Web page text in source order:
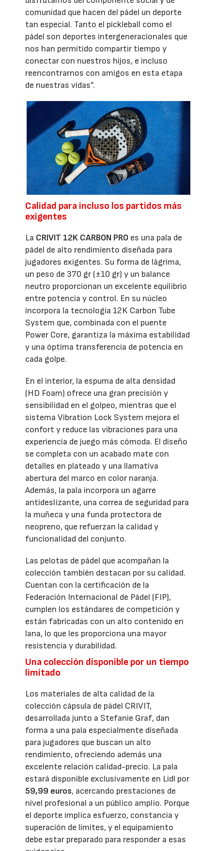
comunidad que hacen del pádel un deporte
tan especial. Tanto el pickleball como el
pádel son deportes intergeneracionales que
nos han permitido compartir tiempo y
conectar con nuestros hijos, e incluso
reencontrarnos con amigos en esta etapa
de nuestras vidas”.
Calidad para incluso los partidos más
exigentes
La CRIVIT 12K CARBON PRO es una pala de
pádel de alto rendimiento diseñada para
jugadores exigentes. Su forma de lágrima,
un peso de 370 gr (±10 gr) y un balance
neutro proporcionan un excelente equilibrio
entre potencia y control. En su núcleo
incorpora la tecnología 12K Carbon Tube
System que, combinada con el puente
Power Core, garantiza la máxima estabilidad
y una óptima transferencia de potencia en
cada golpe.
En el interior, la espuma de alta densidad
(HD Foam) ofrece una gran precisión y
sensibilidad en el golpeo, mientras que el
sistema Vibration Lock System mejora el
confort y reduce las vibraciones para una
experiencia de juego más cómoda. El diseño
se completa con un acabado mate con
detalles en plateado y una llamativa
abertura del marco en color naranja.
Además, la pala incorpora un agarre
antideslizante, una correa de seguridad para
la muñeca y una funda protectora de
neopreno, que refuerzan la calidad y
funcionalidad del conjunto.
Las pelotas de pádel que acompañan la
colección también destacan por su calidad.
Cuentan con la certificación de la
Federación Internacional de Pádel (FIP),
cumplen los estándares de competición y
están fabricadas con un alto contenido en
lana, lo que les proporciona una mayor
resistencia y durabilidad.
Una colección disponible por un tiempo
limitado
Los materiales de alta calidad de la
colección cápsula de pádel CRIVIT,
desarrollada junto a Stefanie Graf, dan
forma a una pala especialmente diseñada
para jugadores que buscan un alto
rendimiento, ofreciendo además una
excelente relación calidad-precio. La pala
estará disponible exclusivamente en Lidl por
59,99 euros, acercando prestaciones de
nivel profesional a un público amplio. Porque
el deporte implica esfuerzo, constancia y
superación de límites, y el equipamiento
debe estar preparado para responder a esas